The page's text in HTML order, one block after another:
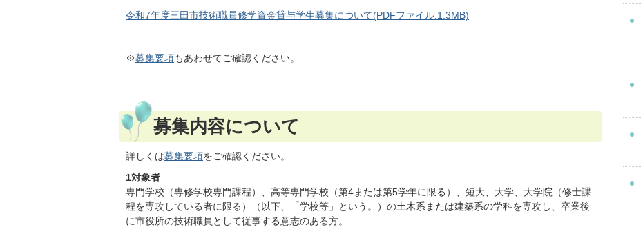
令和7年度三田市技術職員修学資金貸与学生募集について(PDFファイル:1.3MB)
※募集要項もあわせてご確認ください。
募集内容について
詳しくは募集要項をご確認ください。
1対象者
専門学校（専修学校専門課程）、高等専門学校（第4または第5学年に限る）、短大、大学、大学院（修士課
程を専攻している者に限る）（以下、「学校等」という。）の土木系または建築系の学科を専攻し、卒業後
に市役所の技術職員として従事する意志のある方。